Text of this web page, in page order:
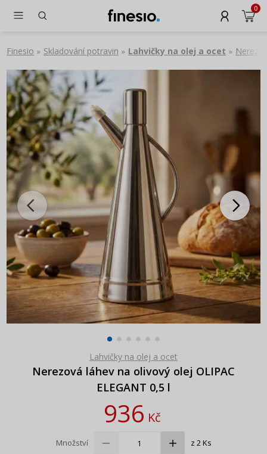
0
Finesio » Skladování potravin » Lahvičky na olej a ocet »
Lahvičky na olej a ocet
Nerezová láhev na olivový olej OLIPAC
ELEGANT 0,5 l
936Kč
Množství z 2 Ks